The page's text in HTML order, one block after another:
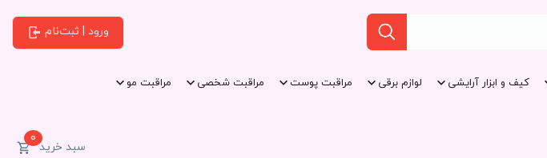
ورود | ثبت‌نام
کیف و ابزار آرایشی لوازم برقی مراقبت پوست مراقبت شخصی
مراقبت مو
سبد خرید0